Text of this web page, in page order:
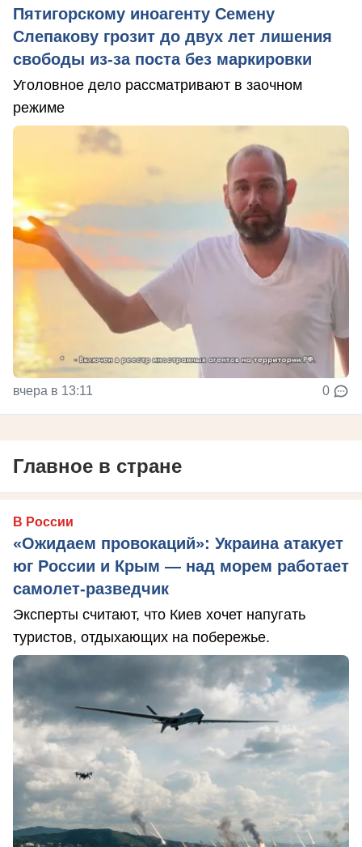
Пятигорскому иноагенту Семену
Слепакову грозит до двух лет лишения
свободы из-за поста без маркировки
Уголовное дело рассматривают в заочном
режиме
вчера в 13:11 0
Главное в стране
В России
«Ожидаем провокаций»: Украина атакует
юг России и Крым — над морем работает
самолет-разведчик
Эксперты считают, что Киев хочет напугать
туристов, отдыхающих на побережье.